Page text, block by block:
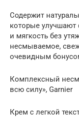
Содержит
которые улучшают
и мягкость без
несмываемое,
очевидным
Комплексный
всю силу», Garnier
Крем с легкой